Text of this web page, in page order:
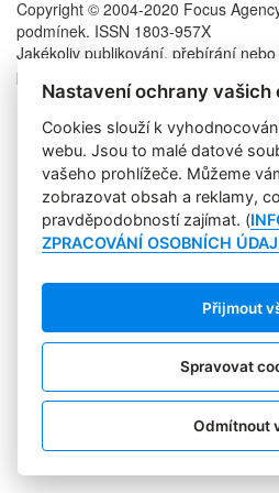
Copyright © 2004-2020 Focus
podmínek. ISSN 1803-957X
Jakékoliv publikování, přebírání
písemného souhlasu Focus Agency,
Zpracování
Pro
PR
Nastavení ochrany vašich
Cookies slouží k
webu. Jsou to malé datové
vašeho prohlížeče. Můžeme
zobrazovat obsah a reklamy,
pravděpodobností zajímat. (
ZPRACOVÁNÍ OSOBNÍCH
Přijmout
Spravovat
Odmítnout